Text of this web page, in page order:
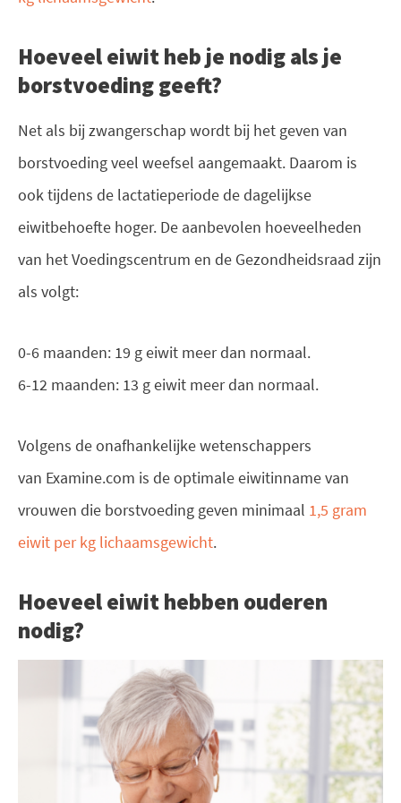
Hoeveel eiwit heb je nodig als je
borstvoeding geeft?
Net als bij zwangerschap wordt bij het geven van
borstvoeding veel weefsel aangemaakt. Daarom is
ook tijdens de lactatieperiode de dagelijkse
eiwitbehoefte hoger. De aanbevolen hoeveelheden
van het Voedingscentrum en de Gezondheidsraad zijn
als volgt:
0-6 maanden: 19 g eiwit meer dan normaal.
6-12 maanden: 13 g eiwit meer dan normaal.
Volgens de onafhankelijke wetenschappers
van Examine.com is de optimale eiwitinname van
vrouwen die borstvoeding geven minimaal 1,5 gram
eiwit per kg lichaamsgewicht.
Hoeveel eiwit hebben ouderen
nodig?